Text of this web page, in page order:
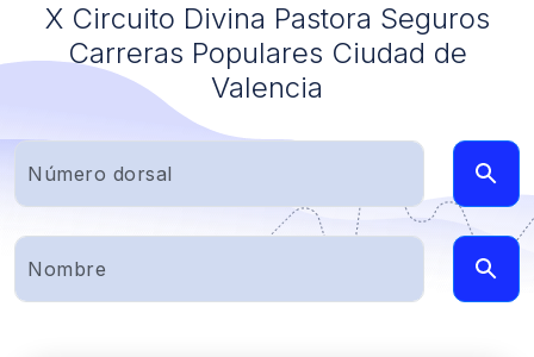
X Circuito Divina Pastora Seguros
Carreras Populares Ciudad de
Valencia